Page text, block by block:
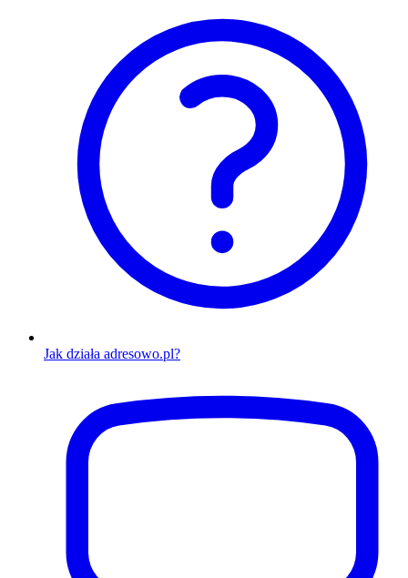
Jak działa adresowo.pl?